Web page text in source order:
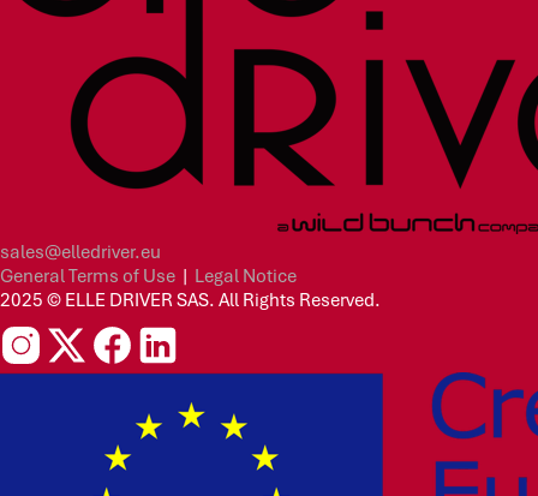
sales@elledriver.eu
General Terms of Use | Legal Notice
2025 © ELLE DRIVER SAS. All Rights Reserved.